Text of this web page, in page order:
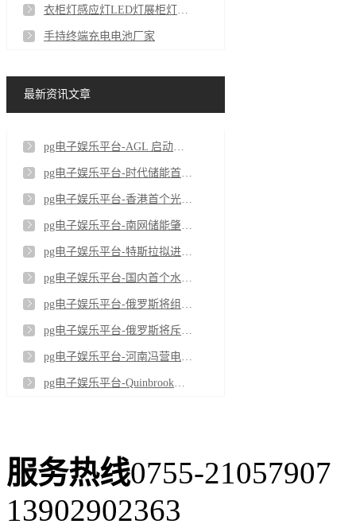
手持终端充电电池厂家
最新资讯文章
服务热线0755-21057907
13902902363